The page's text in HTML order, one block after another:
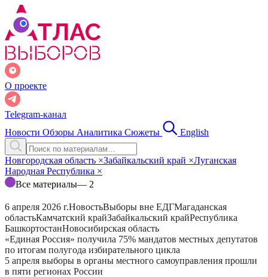
О проекте
Telegram-канал
Новости Обзоры Аналитика Сюжеты English
Новгородская область ×Забайкальский край ×Луганская
Народная Республика ×
Все материалы— 2
6 апреля 2026 г.НовостьВыборы вне ЕДГМагаданская
областьКамчатский крайЗабайкальский крайРеспублика
БашкортостанНовосибирская область
«Единая Россия» получила 75% мандатов местных депутатов
по итогам полугода избирательного цикла
5 апреля выборы в органы местного самоуправления прошли
в пяти регионах России